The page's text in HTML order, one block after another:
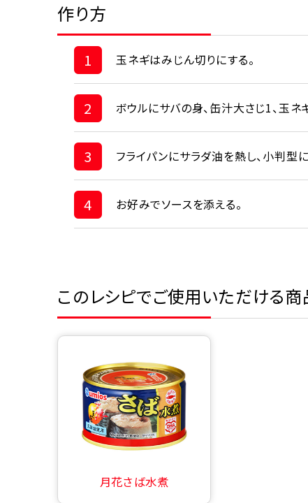
作り方
1 玉ネギはみじん切りにする。
2 ボウルにサバの身、缶汁大さじ1、玉ネ
3 フライパンにサラダ油を熱し、小判
4 お好みでソースを添える。
このレシピでご使用いただける商
月花さば水煮